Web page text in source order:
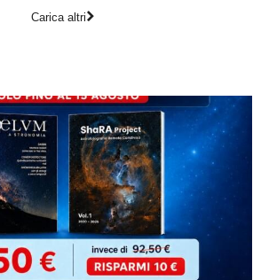
Carica altri